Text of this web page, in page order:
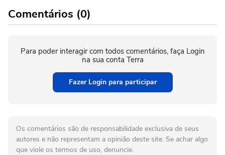
Comentários (0)
Para poder interagir com todos comentários, faça Login
na sua conta Terra
Fazer Login para participar
Os comentários são de responsabilidade exclusiva de seus
autores e não representam a opinião deste site. Se achar algo
que viole os termos de uso, denuncie.